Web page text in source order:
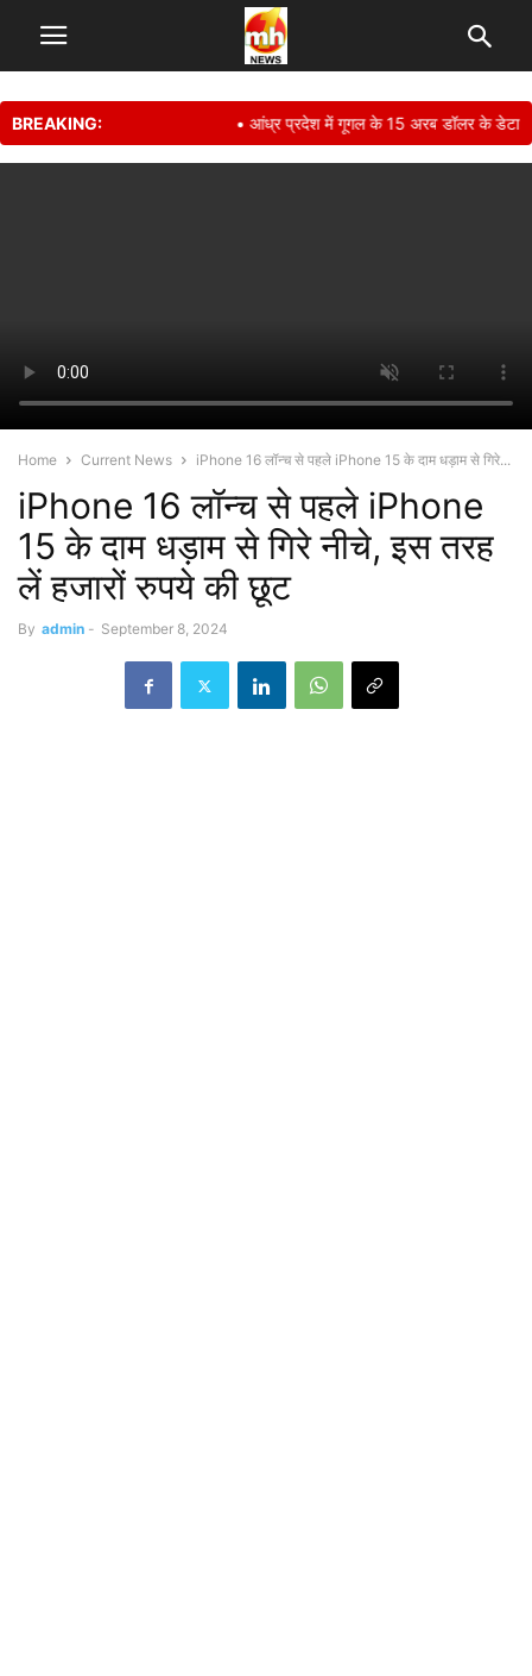
BREAKING: • आंध्र प्रदेश में गूगल के 15 अरब डॉलर के डेटा सेंटर
Home Current News iPhone 16 लॉन्च से पहले iPhone 15 के दाम धड़ाम से गिरे...
iPhone 16 लॉन्च से पहले iPhone
15 के दाम धड़ाम से गिरे नीचे, इस तरह
लें हजारों रुपये की छूट
By admin - September 8, 2024